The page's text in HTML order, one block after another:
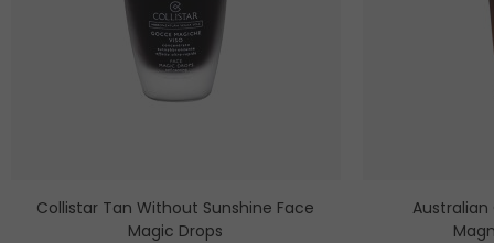
Collistar Tan Without Sunshine Face
Magic Drops
Australian